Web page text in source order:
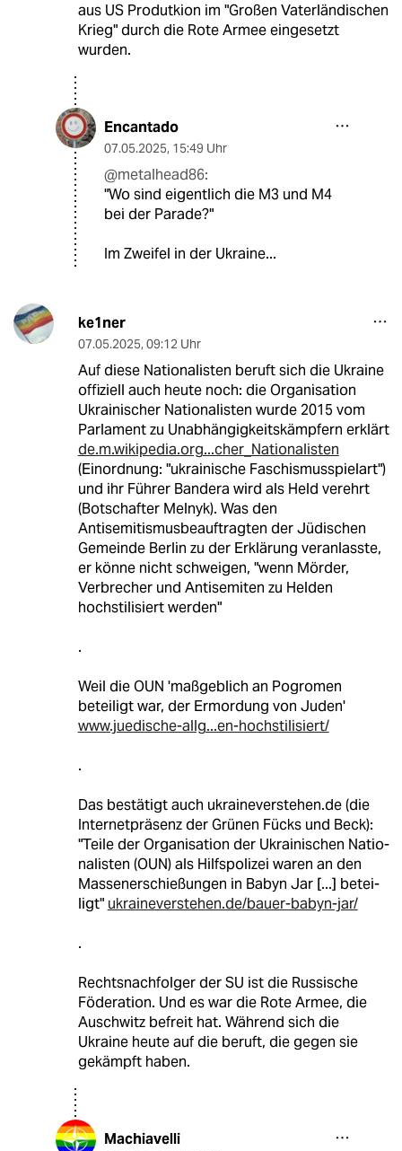
aus US Produtkion im "Großen Vaterländischen
Krieg" durch die Rote Armee eingesetzt
wurden.
Encantado
07.05.2025, 15:49 Uhr
@metalhead86:
"Wo sind eigentlich die M3 und M4
bei der Parade?"
Im Zweifel in der Ukraine...
ke1ner
07.05.2025, 09:12 Uhr
Auf diese Nationalisten beruft sich die Ukraine
offiziell auch heute noch: die Organisation
Ukrainischer Nationalisten wurde 2015 vom
Parlament zu Unabhängigkeitskämpfern erklärt
de.m.wikipedia.org...cher_Nationalisten
(Einordnung: "ukrainische Faschismusspielart")
und ihr Führer Bandera wird als Held verehrt
(Botschafter Melnyk). Was den
Antisemitismusbeauftragten der Jüdischen
Gemeinde Berlin zu der Erklärung veranlasste,
er könne nicht schweigen, "wenn Mörder,
Verbrecher und Antisemiten zu Helden
hochstilisiert werden"
.
Weil die OUN 'maßgeblich an Pogromen
beteiligt war, der Ermordung von Juden'
www.juedische-allg...en-hochstilisiert/
.
Das bestätigt auch ukraineverstehen.de (die
Internetpräsenz der Grünen Fücks und Beck):
"Teile der Orga­ni­sa­tion der Ukrai­ni­schen Natio­
na­lis­ten (OUN) als Hilfs­po­li­zei waren an den
Mas­sen­er­schie­ßun­gen in Babyn Jar [...] betei­
ligt" ukraineverstehen.de/bauer-babyn-jar/
.
Rechtsnachfolger der SU ist die Russische
Föderation. Und es war die Rote Armee, die
Auschwitz befreit hat. Während sich die
Ukraine heute auf die beruft, die gegen sie
gekämpft haben.
Machiavelli